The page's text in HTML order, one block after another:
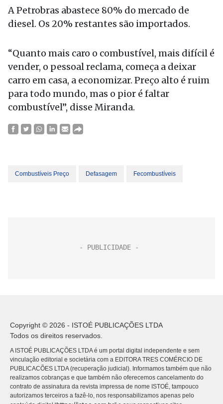
A Petrobras abastece 80% do mercado de
diesel. Os 20% restantes são importados.
“Quanto mais caro o combustível, mais difícil é
vender, o pessoal reclama, começa a deixar
carro em casa, a economizar. Preço alto é ruim
para todo mundo, mas o pior é faltar
combustível”, disse Miranda.
Combustíveis Preço Defasagem Fecombustíveis
Copyright © 2026 - ISTOÉ PUBLICAÇÕES LTDA
Todos os direitos reservados.
A ISTOÉ PUBLICAÇÕES LTDA é um portal digital independente e sem
vinculação editorial e societária com a EDITORA TRES COMÉRCIO DE
PUBLICACÕES LTDA (recuperação judicial). Informamos também que não
realizamos cobranças e que também não oferecemos cancelamento do
contrato de assinatura da revista impressa de nome ISTOÉ, tampouco
autorizamos terceiros a fazê-lo, nos responsabilizamos apenas pelo